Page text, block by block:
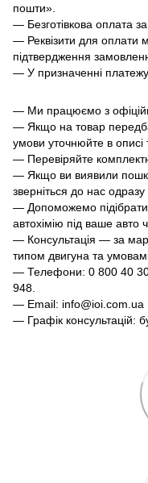
пошти».
— Безготівкова оплата за
— Реквізити для оплати
підтвердження
— У призначенні
— Ми працюємо з
— Якщо на товар
умови уточнюйте в
— Перевіряйте
— Якщо ви виявили
зверніться до нас
— Допоможемо
автохімію під ваше авто
— Консультація — за
типом двигуна та
— Телефони: 0 800 40
948.
— Email: info@ioi.com.ua
— Графік консультацій: